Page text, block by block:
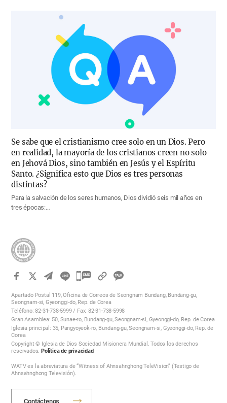
Se sabe que el cristianismo cree solo en un Dios. Pero
en realidad, la mayoría de los cristianos creen no solo
en Jehová Dios, sino también en Jesús y el Espíritu
Santo. ¿Significa esto que Dios es tres personas
distintas?
Para la salvación de los seres humanos, Dios dividió seis mil años en
tres épocas:…
카
톡
공
Apartado Postal 119, Oficina de Correos de Seongnam Bundang, Bundang-gu,
Seongnam-si, Gyeonggi-do, Rep. de Corea
Teléfono: 82-31-738-5999 / Fax: 82-31-738-5998
Gran Asamblea: 50, Sunae-ro, Bundang-gu, Seongnam-si, Gyeonggi-do, Rep. de Corea
Iglesia principal: 35, Pangyoyeok-ro, Bundang-gu, Seongnam-si, Gyeonggi-do, Rep. de
Corea
Copyright © Iglesia de Dios Sociedad Misionera Mundial. Todos los derechos
reservados. Política de privacidad
WATV es la abreviatura de “Witness of Ahnsahnghong TeleVision” (Testigo de
Ahnsahnghong Televisión).
Contáctenos